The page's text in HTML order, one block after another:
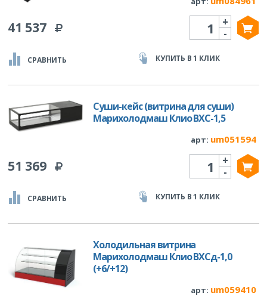
41 537 Количество
-
+
СРАВНИТЬ КУПИТЬ В 1 КЛИК
Суши-кейс (витрина для суши)
Марихолодмаш Клио ВХС-1,5
арт: um051594
51 369 Количество
-
+
СРАВНИТЬ КУПИТЬ В 1 КЛИК
Холодильная витрина
Марихолодмаш Клио ВХСд-1,0
(+6/+12)
арт: um059410